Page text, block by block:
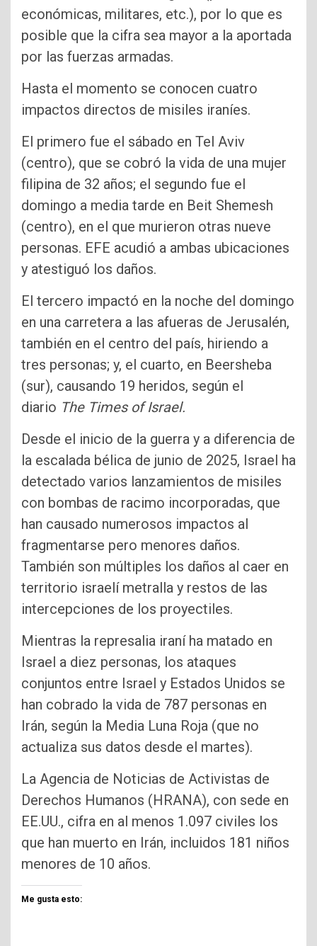
económicas, militares, etc.), por lo que es
posible que la cifra sea mayor a la aportada
por las fuerzas armadas.
Hasta el momento se conocen cuatro
impactos directos de misiles iraníes.
El primero fue el sábado en Tel Aviv
(centro), que se cobró la vida de una mujer
filipina de 32 años; el segundo fue el
domingo a media tarde en Beit Shemesh
(centro), en el que murieron otras nueve
personas. EFE acudió a ambas ubicaciones
y atestiguó los daños.
El tercero impactó en la noche del domingo
en una carretera a las afueras de Jerusalén,
también en el centro del país, hiriendo a
tres personas; y, el cuarto, en Beersheba
(sur), causando 19 heridos, según el
diario The Times of Israel.
Desde el inicio de la guerra y a diferencia de
la escalada bélica de junio de 2025, Israel ha
detectado varios lanzamientos de misiles
con bombas de racimo incorporadas, que
han causado numerosos impactos al
fragmentarse pero menores daños.
También son múltiples los daños al caer en
territorio israelí metralla y restos de las
intercepciones de los proyectiles.
Mientras la represalia iraní ha matado en
Israel a diez personas, los ataques
conjuntos entre Israel y Estados Unidos se
han cobrado la vida de 787 personas en
Irán, según la Media Luna Roja (que no
actualiza sus datos desde el martes).
La Agencia de Noticias de Activistas de
Derechos Humanos (HRANA), con sede en
EE.UU., cifra en al menos 1.097 civiles los
que han muerto en Irán, incluidos 181 niños
menores de 10 años.
Me gusta esto: